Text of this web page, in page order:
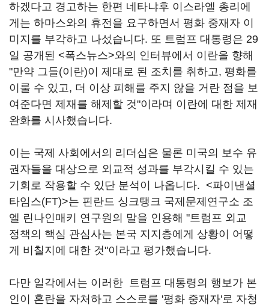
하겠다고 경고하는 한편 네타냐후 이스라엘 총리에
게는 하마스와의 휴전을 요구하면서 평화 중재자 이
미지를 부각하고 나섰습니다. 또 트럼프 대통령은 29
일 공개된 <폭스뉴스>와의 인터뷰에서 이란을 향해
"만약 그들(이란)이 제대로 된 조치를 취하고, 평화를
이룰 수 있고, 더 이상 피해를 주지 않을 거란 점을 보
여준다면 제재를 해제할 것"이라며 이란에 대한 제재
완화를 시사했습니다.
이는 국제 사회에서의 리더십은 물론 미국의 보수 유
권자들을 대상으로 외교적 성과를 부각시킬 수 있는
기회로 작용할 수 있단 분석이 나옵니다. <파이낸셜
타임스(FT)>는 핀란드 싱크탱크 국제문제연구소 조
엘 린나인매키 연구원의 말을 인용해 "트럼프 외교
정책의 핵심 관심사는 본국 지지층에게 상황이 어떻
게 비칠지에 대한 것"이라고 평가했습니다.
다만 일각에서는 이러한 트럼프 대통령의 행보가 본
인이 혼란을 자처하고 스스로를 '평화 중재자'로 자청